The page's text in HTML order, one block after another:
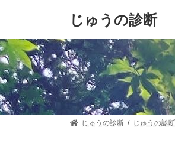
ン
ツ
へ
ス
キ
ッ
プ
ー
シ
ョ
ン
に
移
動
じゅうの診断
じゅうの診断 じゅうの診